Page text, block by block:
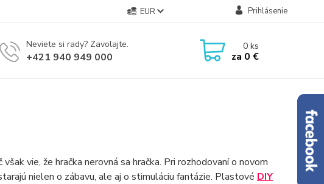
EUR Prihlásenie
Neviete si rady? Zavolajte.
+421 940 949 000
0ks
za 0 €
vie, že hračka nerovná sa hračka. Pri rozhodovaní o novom
nielen o zábavu, ale aj o stimuláciu fantázie. Plastové DIY